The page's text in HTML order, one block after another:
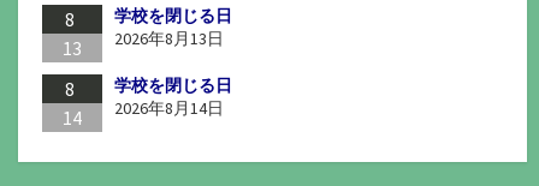
8
13
学校を閉じる日
2026年8月13日
8
14
学校を閉じる日
2026年8月14日